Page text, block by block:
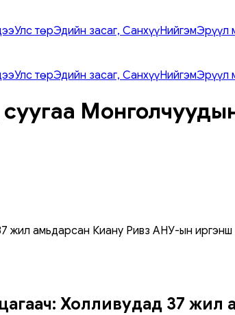
Улс төрЭдийн засаг, СанхүүНийгэмЭрүүл
Улс төрЭдийн засаг, СанхүүНийгэмЭрүүл
жил амьдарсан Киану Ривз АНУ-ын иргэнш
Холливудад 37 жил